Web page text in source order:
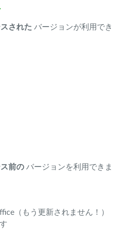
された バージョンが利用でき
前の バージョンを利用できま
（もう更新されません！）